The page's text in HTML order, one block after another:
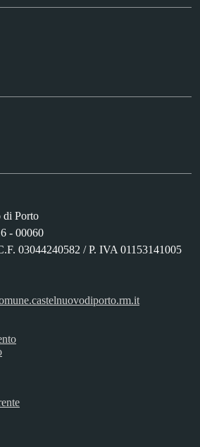
di Porto
- 00060
03044240582 / P. IVA 01153141005